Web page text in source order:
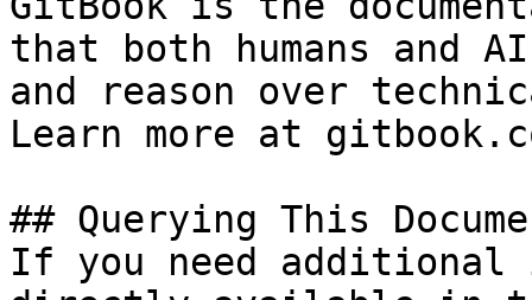
that both humans and
and reason over
Learn more at
## Querying This
If you need